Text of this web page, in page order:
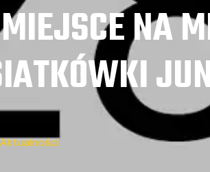
NA
Aktualności